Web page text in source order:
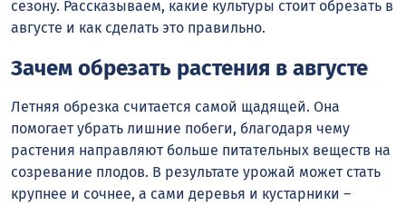
сезону. Рассказываем, какие культуры стоит обрезать в
августе и как сделать это правильно.
Зачем обрезать растения в августе
Летняя обрезка считается самой щадящей. Она
помогает убрать лишние побеги, благодаря чему
растения направляют больше питательных веществ на
созревание плодов. В результате урожай может стать
крупнее и сочнее, а сами деревья и кустарники –